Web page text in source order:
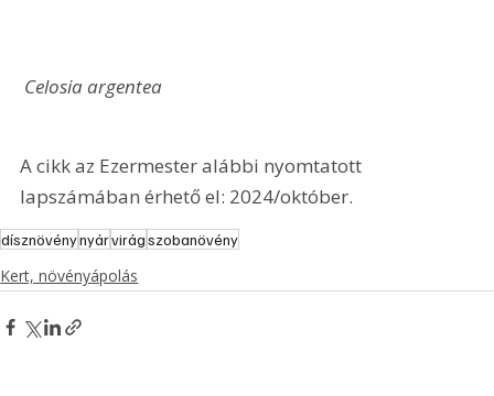
Celosia argentea
A cikk az Ezermester alábbi nyomtatott
lapszámában érhető el: 2024/október.
dísznövénynyárvirágszobanövény
Kert, növényápolás